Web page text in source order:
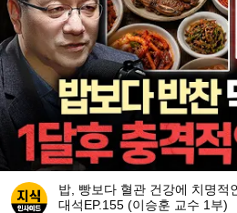
밥, 빵보다 혈관 건강에 치명적
대석EP.155 (이승훈 교수 1부)